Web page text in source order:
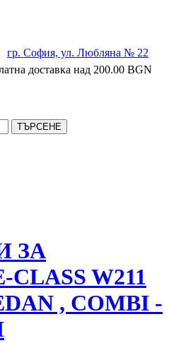
гр. София, ул. Любляна № 22
доставка над 200.00 BGN
ТЪРСЕНЕ
ЗА
CLASS W211
, COMBI -